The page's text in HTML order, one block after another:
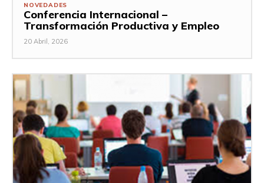
NOVEDADES
Conferencia Internacional –
Transformación Productiva y Empleo
20 Abril, 2026